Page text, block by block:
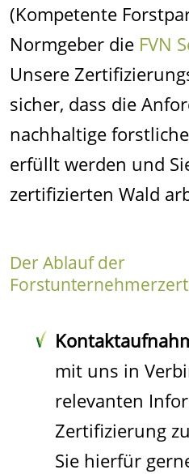
(Kompetente
Normgeber die FVN
Unsere
sicher, dass die
nachhaltige
erfüllt werden und
zertifizierten Wald
Der Ablauf der
mit uns in
relevanten
Zertifizierung
Sie hierfür